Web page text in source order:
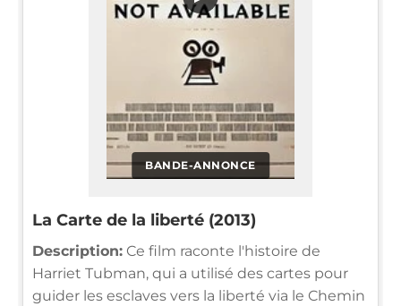
BANDE-ANNONCE
La Carte de la liberté (2013)
Description: Ce film raconte l'histoire de
Harriet Tubman, qui a utilisé des cartes pour
guider les esclaves vers la liberté via le Chemin